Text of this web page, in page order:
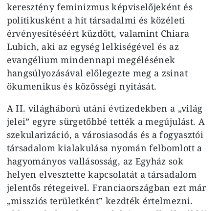
keresztény feminizmus képviselőjeként és
politikusként a hit társadalmi és közéleti
érvényesítéséért küzdött, valamint Chiara
Lubich, aki az egység lelkiségével és az
evangélium mindennapi megélésének
hangsúlyozásával előlegezte meg a zsinat
ökumenikus és közösségi nyitását.
A II. világháború utáni évtizedekben a „világ
jelei” egyre sürgetőbbé tették a megújulást. A
szekularizáció, a városiasodás és a fogyasztói
társadalom kialakulása nyomán felbomlott a
hagyományos vallásosság, az Egyház sok
helyen elvesztette kapcsolatát a társadalom
jelentős rétegeivel. Franciaországban ezt már
„missziós területként” kezdték értelmezni.